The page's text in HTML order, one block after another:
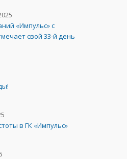
«Импульс» с
свой 33-й день
в ГК «Импульс»